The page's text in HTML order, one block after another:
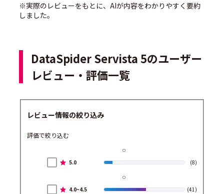
※実際のレビューをもとに、AIが内容をわかりやすく要約
しました。
DataSpider Servista 5のユーザー
レビュー・評価一覧
レビュー情報の絞り込み
評価で絞り込む
5.0 (8)
4.0~4.5 (41)